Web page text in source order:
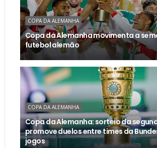
COPA DA ALEMANHA
Copa da Alemanha movimenta a
futebol alemão
COPA DA ALEMANHA
Copa da Alemanha: sorteio da
promove duelos entre times da
jogos